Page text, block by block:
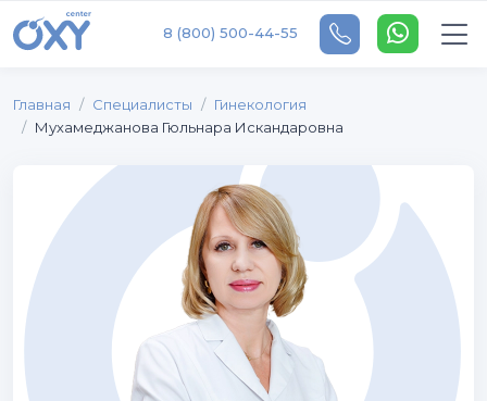
8 (800) 500-44-55
Главная Специалисты
Гинекология
Мухамеджанова Гюльнара Искандаровна